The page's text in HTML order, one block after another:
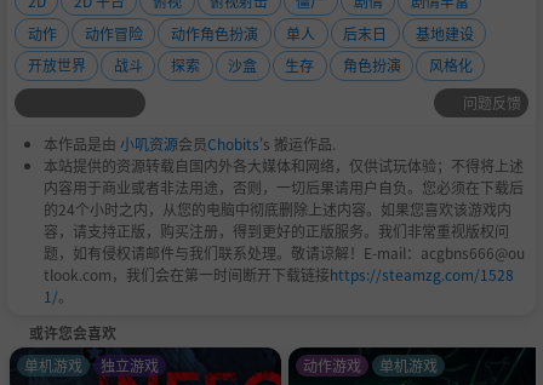
动作
动作冒险 动作角色扮演 单人 后末日
基地建设
开放世界
战斗 探索 沙盒 生存 角色扮演
风格化
问题反馈
本作品是由 小叽资源会员Chobits's 搬运作品.
本站提供的资源转载自国内外各大媒体和网络，仅供试玩体验；不得将上述
内容用于商业或者非法用途，否则，一切后果请用户自负。您必须在下载后
的24个小时之内，从您的电脑中彻底删除上述内容。如果您喜欢该游戏内
容，请支持正版，购买注册，得到更好的正版服务。我们非常重视版权问
题，如有侵权请邮件与我们联系处理。敬请谅解！E-mail：acgbns666@ou
tlook.com，我们会在第一时间断开下载链接https://steamzg.com/1528
1/。
或许您会喜欢
单机游戏 独立游戏 动作游戏 单机游戏